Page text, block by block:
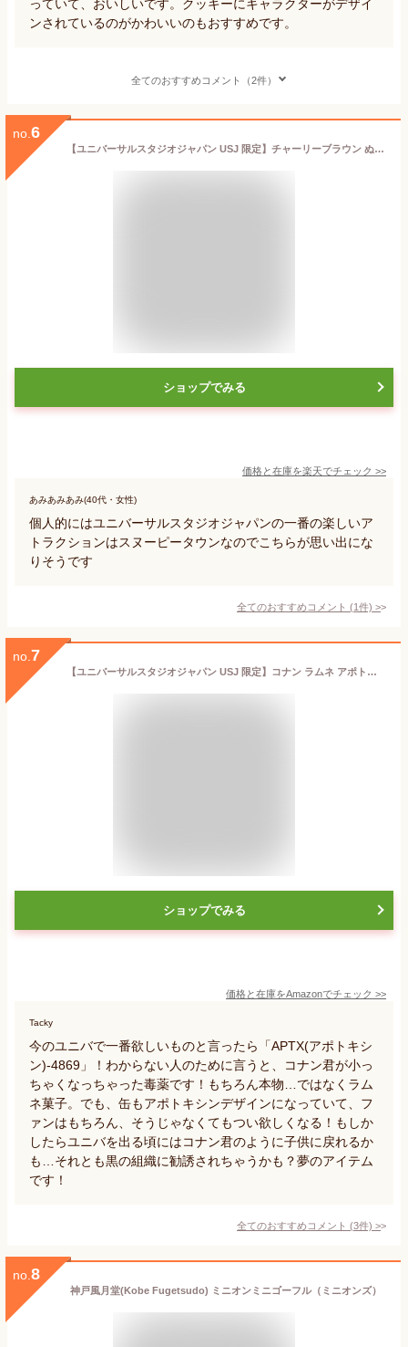
っていて、おいしいです。クッキーにキャラクターがデザイ
ンされているのがかわいいのもおすすめです。
全てのおすすめコメント（2件）
no. 6
【ユニバーサルスタジオジャパン USJ 限定】チャーリーブラウン ぬいぐるみ キーチェーン ス ヌー ピー人気 お土産 ユニバ グッズ プレゼント
ショップでみる
価格と在庫を楽天でチェック >>
あみあみあみ(40代・女性)
個人的にはユニバーサルスタジオジャパンの一番の楽しいア
トラクションはスヌーピータウンなのでこちらが思い出にな
りそうです
全てのおすすめコメント (1件) >
no. 7
【ユニバーサルスタジオジャパン USJ 限定】コナン ラムネ アポトキシン缶 APTX-4869 ユニバ 人気 お土産 グッズ プレゼント (1個)
ショップでみる
価格と在庫をAmazonでチェック >>
Tacky
今のユニバで一番欲しいものと言ったら「APTX(アポトキシ
ン)-4869」！わからない人のために言うと、コナン君が小っ
ちゃくなっちゃった毒薬です！もちろん本物…ではなくラム
ネ菓子。でも、缶もアポトキシンデザインになっていて、フ
ァンはもちろん、そうじゃなくてもつい欲しくなる！もしか
したらユニバを出る頃にはコナン君のように子供に戻れるか
も…それとも黒の組織に勧誘されちゃうかも？夢のアイテム
です！
全てのおすすめコメント (3件) >
no. 8
神戸風月堂(Kobe Fugetsudo) ミニオンミニゴーフル（ミニオンズ）